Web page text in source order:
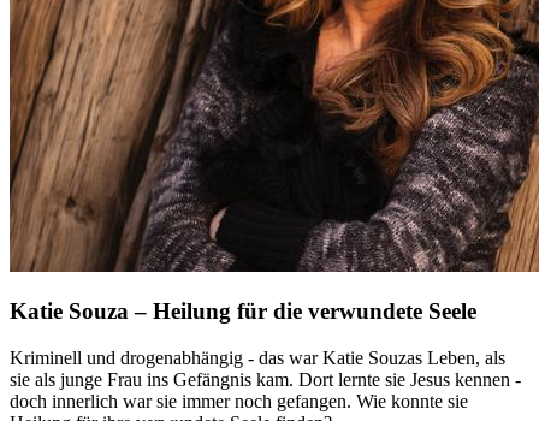
Katie Souza – Heilung für die verwundete Seele
Kriminell und drogenabhängig - das war Katie Souzas Leben, als
sie als junge Frau ins Gefängnis kam. Dort lernte sie Jesus kennen -
doch innerlich war sie immer noch gefangen. Wie konnte sie